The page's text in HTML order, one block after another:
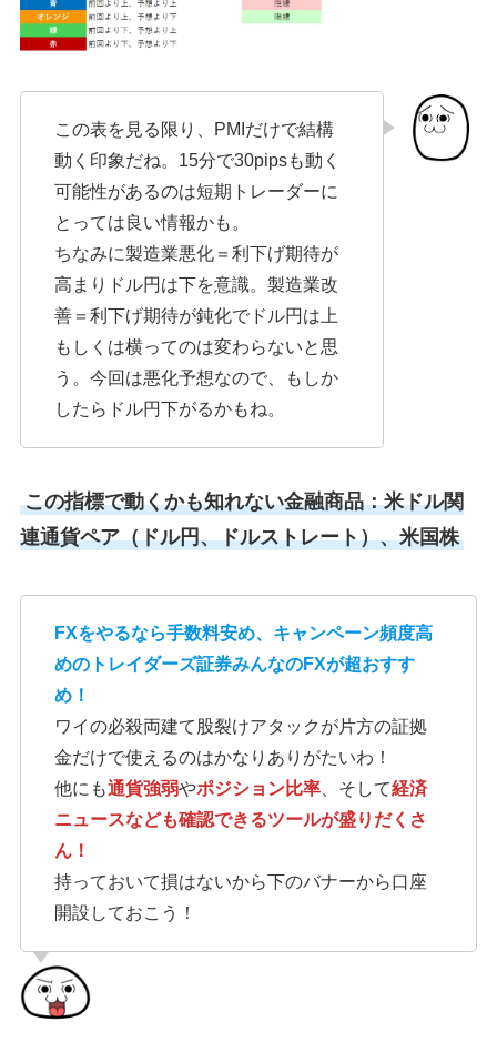
この表を見る限り、PMIだけで結構
動く印象だね。15分で30pipsも動く
可能性があるのは短期トレーダーに
とっては良い情報かも。
ちなみに製造業悪化＝利下げ期待が
高まりドル円は下を意識。製造業改
善＝利下げ期待が鈍化でドル円は上
もしくは横ってのは変わらないと思
う。今回は悪化予想なので、もしか
したらドル円下がるかもね。
この指標で動くかも知れない金融商品：米ドル関
連通貨ペア（ドル円、ドルストレート）、米国株
FXをやるなら手数料安め、キャンペーン頻度高
めのトレイダーズ証券みんなのFXが超おすす
め！
ワイの必殺両建て股裂けアタックが片方の証拠
金だけで使えるのはかなりありがたいわ！
他にも通貨強弱やポジション比率、そして経済
ニュースなども確認できるツールが盛りだくさ
ん！
持っておいて損はないから下のバナーから口座
開設しておこう！